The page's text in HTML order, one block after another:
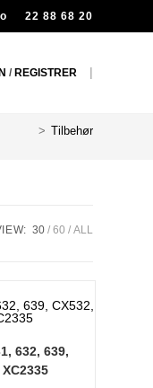
22 88 68 20
/ REGISTRER |
> Tilbehør
30 60 ALL
632, 639,